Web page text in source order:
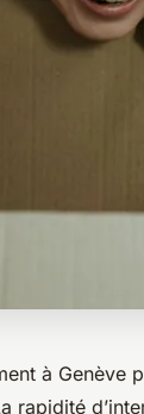
à Genève
rapidité